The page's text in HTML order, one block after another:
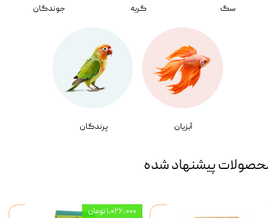
سگ گربه جوندگان
آبزیان پرندگان
پیشنهاد شده
۱,۰۲۶,۰۰۰ تومان